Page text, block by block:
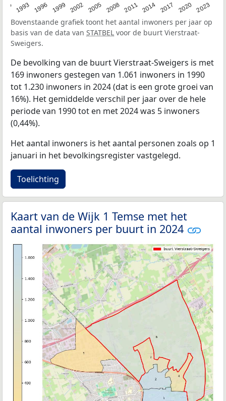
1993 1996 1999 2002 2005 2008 2011 2014 2017 2020 2023
Bovenstaande grafiek toont het aantal inwoners per jaar op
basis van de data van STATBEL voor de buurt Vierstraat-
Sweigers.
De bevolking van de buurt Vierstraat-Sweigers is met
169 inwoners gestegen van 1.061 inwoners in 1990
tot 1.230 inwoners in 2024 (dat is een grote groei van
16%). Het gemiddelde verschil per jaar over de hele
periode van 1990 tot en met 2024 was 5 inwoners
(0,44%).
Het aantal inwoners is het aantal personen zoals op 1
januari in het bevolkingsregister vastgelegd.
Toelichting
Kaart van de Wijk 1 Temse met het
aantal inwoners per buurt in 2024